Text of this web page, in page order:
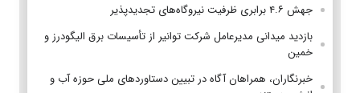
جهش ۴.۶ برابری ظرفیت نیروگاه‌های تجدیدپذیر
بازدید میدانی مدیرعامل شرکت توانیر از تأسیسات برق الیگودرز و
خمین
خبرنگاران، همراهان آگاه در تبیین دستاوردهای ملی حوزه آب و